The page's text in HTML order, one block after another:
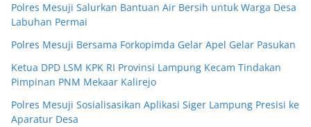
Polres Mesuji Salurkan Bantuan Air Bersih untuk Warga Desa
Labuhan Permai
Polres Mesuji Bersama Forkopimda Gelar Apel Gelar Pasukan
Ketua DPD LSM KPK RI Provinsi Lampung Kecam Tindakan
Pimpinan PNM Mekaar Kalirejo
Polres Mesuji Sosialisasikan Aplikasi Siger Lampung Presisi ke
Aparatur Desa